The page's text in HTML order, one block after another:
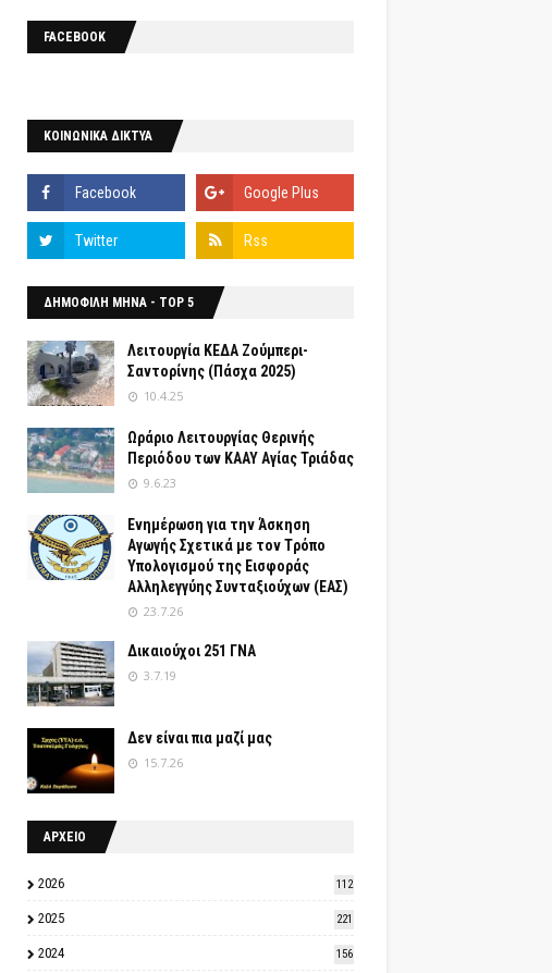
FACEBOOK
ΚΟΙΝΩΝΙΚΑ ΔΙΚΤΥΑ
ΔΗΜΟΦΙΛΗ ΜΗΝΑ - TOP 5
Λειτουργία ΚΕΔΑ Ζούμπερι-
Σαντορίνης (Πάσχα 2025)
10.4.25
Ωράριο Λειτουργίας Θερινής
Περιόδου των ΚΑΑΥ Αγίας Τριάδας
9.6.23
Ενημέρωση για την Άσκηση
Αγωγής Σχετικά με τον Tρόπο
Yπολογισμού της Εισφοράς
Αλληλεγγύης Συνταξιούχων (ΕΑΣ)
23.7.26
Δικαιούχοι 251 ΓΝΑ
3.7.19
Δεν είναι πια μαζί μας
15.7.26
ΑΡΧΕΙΟ
2026 112
2025 221
2024 156